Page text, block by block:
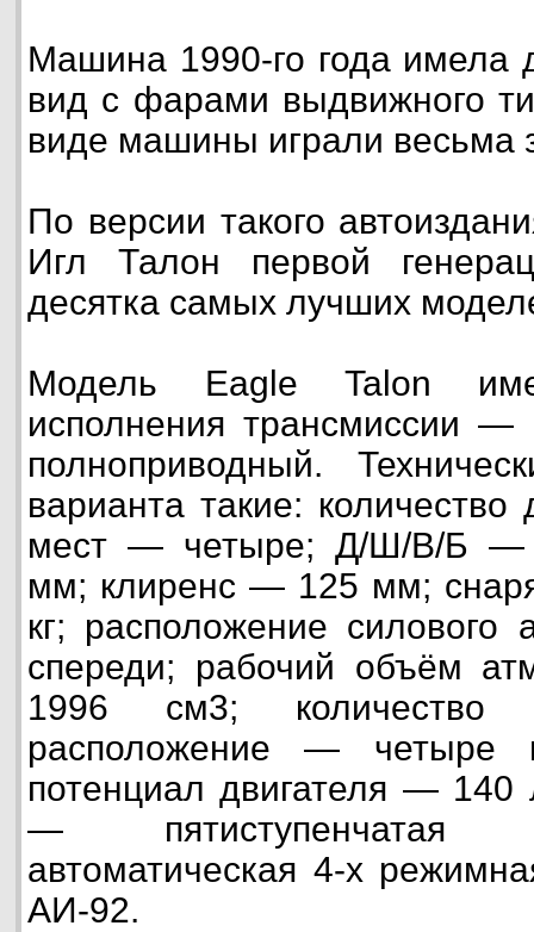
Машина 1990-го года имела
вид с фарами выдвижного
виде машины играли весьма
По версии такого
Игл Талон первой
десятка самых лучших
Модель Eagle Talon
исполнения трансмиссии —
полноприводный.
варианта такие:
мест — четыре; Д/Ш/В/Б —
мм; клиренс — 125 мм;
кг; расположение силового
спереди; рабочий объём
1996 см3;
расположение — четыре
потенциал двигателя —
— пятиступенчатая
автоматическая 4-х
АИ-92.